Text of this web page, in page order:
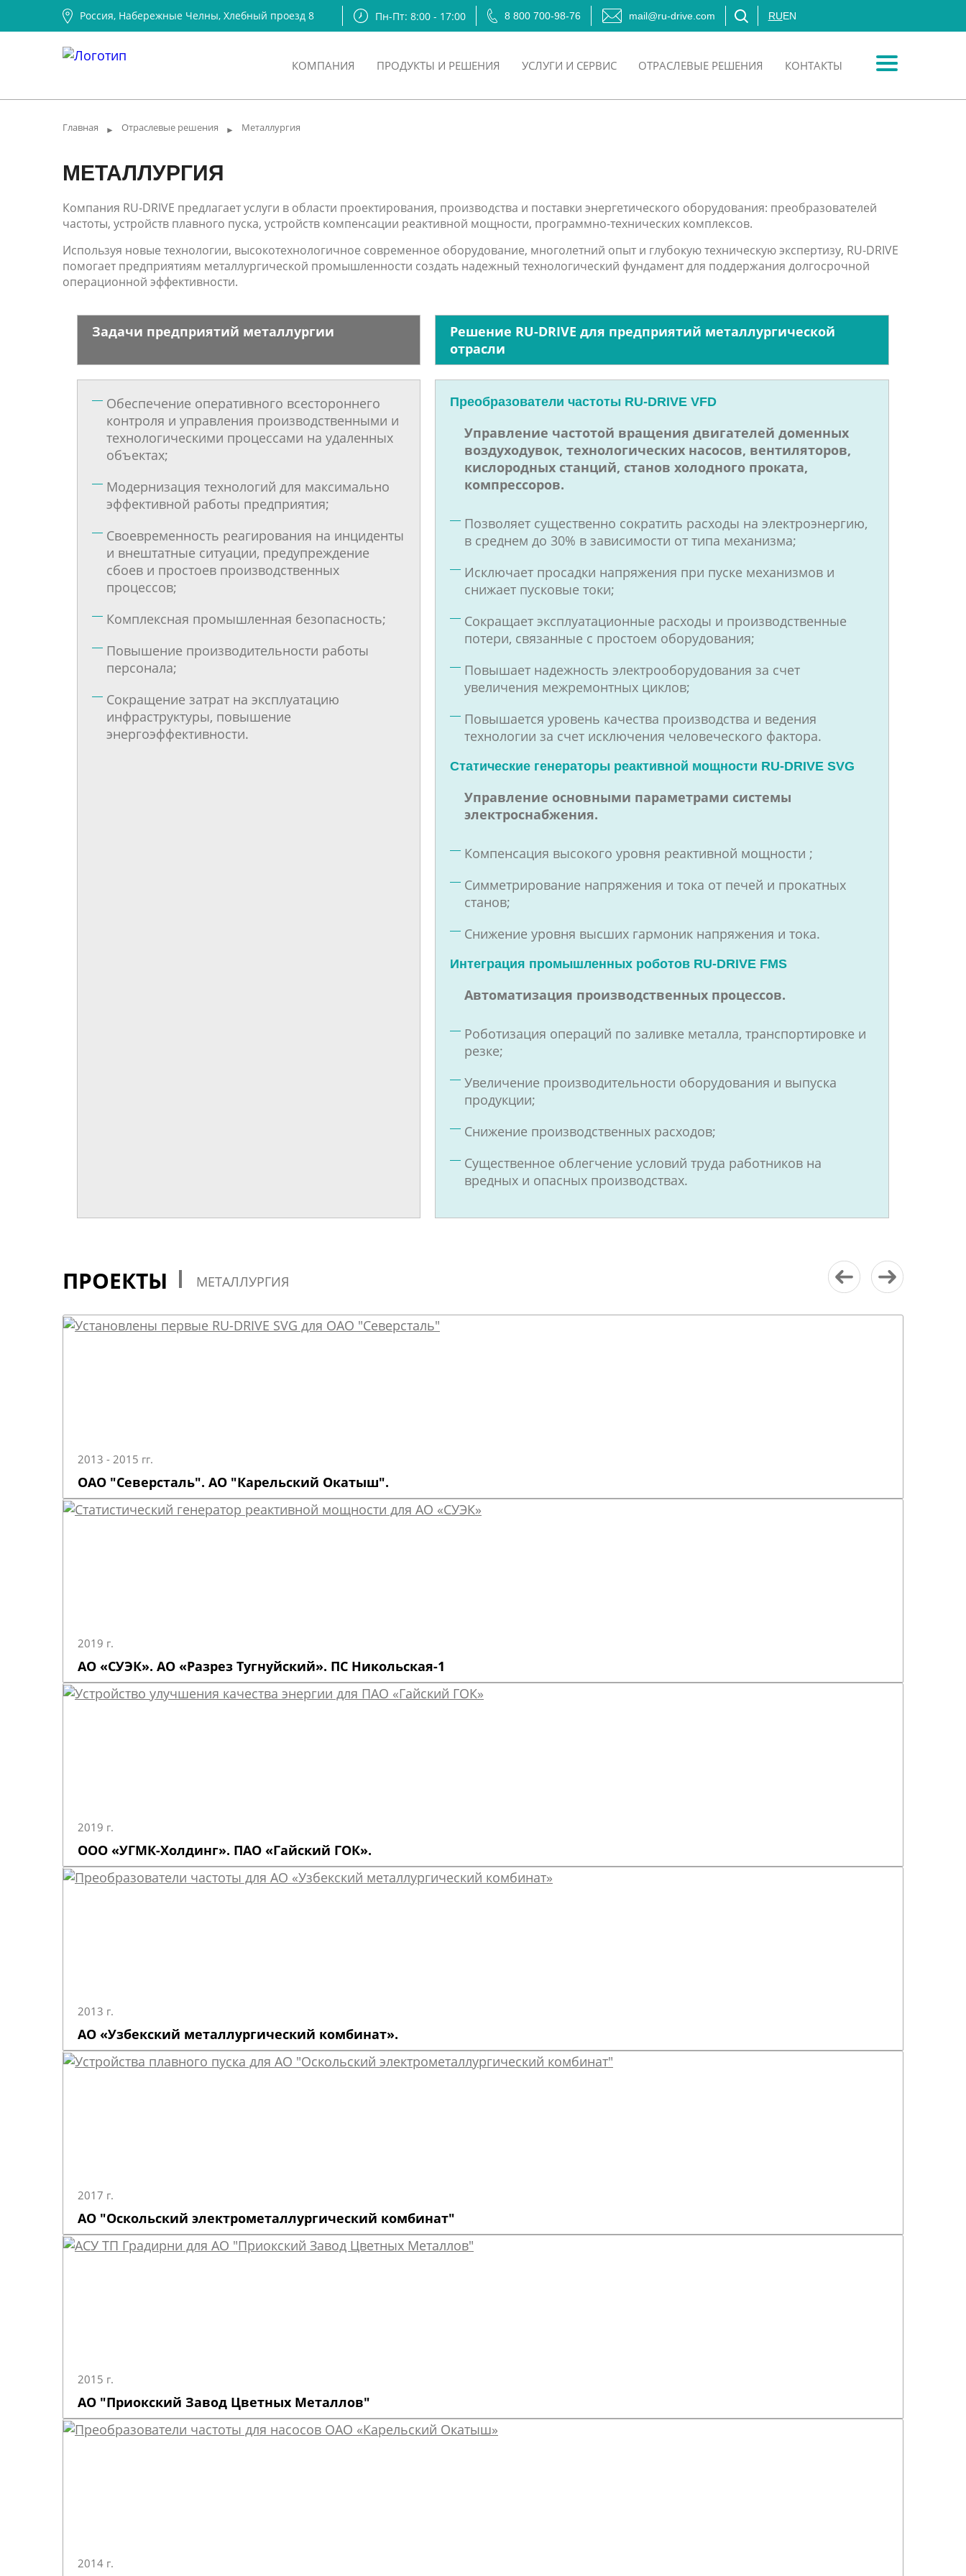
Россия, Набережные Челны, Хлебный проезд 8 Пн-Пт: 8:00 - 17:00 8 800 700-98-76 mail@ru-drive.com RUEN
КОМПАНИЯ ПРОДУКТЫ И РЕШЕНИЯ УСЛУГИ И СЕРВИС ОТРАСЛЕВЫЕ РЕШЕНИЯ КОНТАКТЫ
Главная ► Отраслевые решения ► Металлургия
МЕТАЛЛУРГИЯ
Компания RU-DRIVE предлагает услуги в области проектирования, производства и поставки энергетического оборудования: преобразователей
частоты, устройств плавного пуска, устройств компенсации реактивной мощности, программно-технических комплексов.
Используя новые технологии, высокотехнологичное современное оборудование, многолетний опыт и глубокую техническую экспертизу, RU-DRIVE
помогает предприятиям металлургической промышленности создать надежный технологический фундамент для поддержания долгосрочной
операционной эффективности.
Задачи предприятий металлургии
Решение RU-DRIVE для предприятий металлургической
отрасли
Обеспечение оперативного всестороннего
контроля и управления производственными и
технологическими процессами на удаленных
объектах;
Модернизация технологий для максимально
эффективной работы предприятия;
Своевременность реагирования на инциденты
и внештатные ситуации, предупреждение
сбоев и простоев производственных
процессов;
Комплексная промышленная безопасность;
Повышение производительности работы
персонала;
Сокращение затрат на эксплуатацию
инфраструктуры, повышение
энергоэффективности.
Преобразователи частоты RU-DRIVE VFD
Управление частотой вращения двигателей доменных
воздуходувок, технологических насосов, вентиляторов,
кислородных станций, станов холодного проката,
компрессоров.
Позволяет существенно сократить расходы на электроэнергию,
в среднем до 30% в зависимости от типа механизма;
Исключает просадки напряжения при пуске механизмов и
снижает пусковые токи;
Сокращает эксплуатационные расходы и производственные
потери, связанные с простоем оборудования;
Повышает надежность электрооборудования за счет
увеличения межремонтных циклов;
Повышается уровень качества производства и ведения
технологии за счет исключения человеческого фактора.
Статические генераторы реактивной мощности RU-DRIVE SVG
Управление основными параметрами системы
электроснабжения.
Компенсация высокого уровня реактивной мощности ;
Симметрирование напряжения и тока от печей и прокатных
станов;
Снижение уровня высших гармоник напряжения и тока.
Интеграция промышленных роботов RU-DRIVE FMS
Автоматизация производственных процессов.
Роботизация операций по заливке металла, транспортировке и
резке;
Увеличение производительности оборудования и выпуска
продукции;
Снижение производственных расходов;
Существенное облегчение условий труда работников на
вредных и опасных производствах.
ПРОЕКТЫ МЕТАЛЛУРГИЯ
2013 - 2015 гг.
ОАО "Северсталь". АО "Карельский Окатыш".
2019 г.
АО «СУЭК». АО «Разрез Тугнуйский». ПС Никольская-1
2019 г.
ООО «УГМК-Холдинг». ПАО «Гайский ГОК».
2013 г.
АО «Узбекский металлургический комбинат».
2017 г.
АО "Оскольский электрометаллургический комбинат"
2015 г.
АО "Приокский Завод Цветных Металлов"
2014 г.